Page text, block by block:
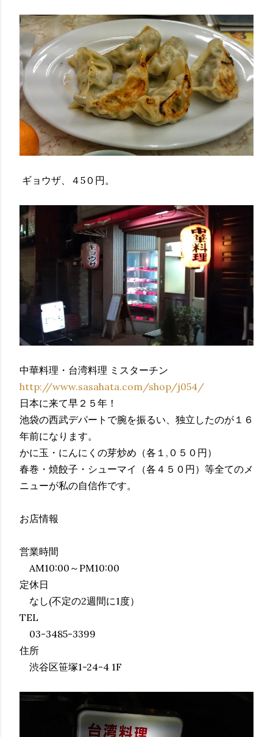
ギョウザ、４5０円。
中華料理・台湾料理 ミスターチン
http://www.sasahata.com/shop/j054/
日本に来て早２５年！
池袋の西武デパートで腕を振るい、独立したのが１６
年前になります。
かに玉・にんにくの芽炒め（各１,０５０円）
春巻・焼餃子・シューマイ（各４５０円）等全てのメ
ニューが私の自信作です。
お店情報
営業時間
AM10:00～PM10:00
定休日
なし(不定の2週間に1度）
TEL
03-3485-3399
住所
渋谷区笹塚1-24-4 1F